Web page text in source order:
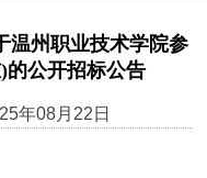
温州职业技术学院参
的公开招标公告
年08月22日